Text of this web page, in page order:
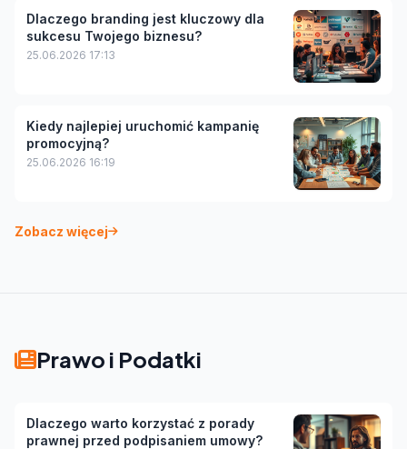
Dlaczego branding jest kluczowy dla
sukcesu Twojego biznesu?
25.06.2026 17:13
Kiedy najlepiej uruchomić kampanię
promocyjną?
25.06.2026 16:19
Zobacz więcej
Prawo i Podatki
Dlaczego warto korzystać z porady
prawnej przed podpisaniem umowy?